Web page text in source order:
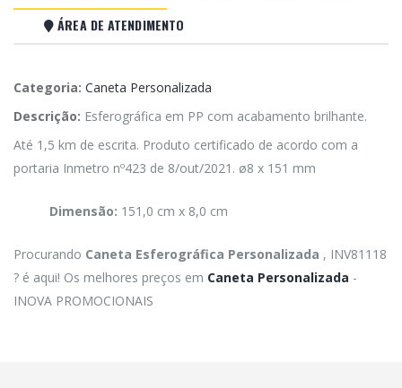
ÁREA DE ATENDIMENTO
Categoria: Caneta Personalizada
Descrição: Esferográfica em PP com acabamento brilhante.
Até 1,5 km de escrita. Produto certificado de acordo com a
portaria Inmetro nº423 de 8/out/2021. ø8 x 151 mm
Dimensão: 151,0 cm x 8,0 cm
Procurando Caneta Esferográfica Personalizada , INV81118
? é aqui! Os melhores preços em Caneta Personalizada -
INOVA PROMOCIONAIS